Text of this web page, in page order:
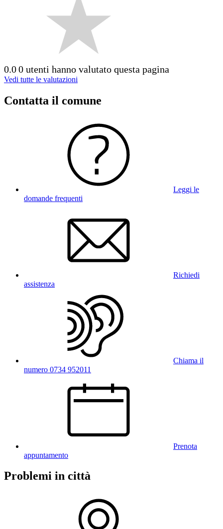
0.00 utenti hanno valutato questa pagina
Vedi tutte le valutazioni
Contatta il comune
Leggi le
domande frequenti
Richiedi
assistenza
Chiama il
numero 0734 952011
Prenota
appuntamento
Problemi in città